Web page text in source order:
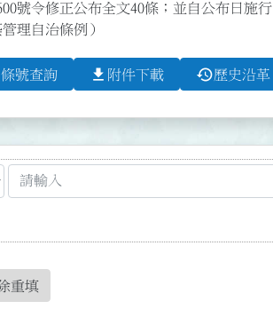
號令修正公布全文40條；並自公布日施行
理自治條例）
條號查詢 file_download 附件下載 history歷史沿革
重填